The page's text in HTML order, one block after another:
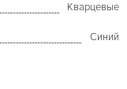
Кварцевые
Синий